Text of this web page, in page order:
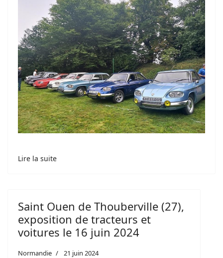
Lire la suite
Saint Ouen de Thouberville (27),
exposition de tracteurs et
voitures le 16 juin 2024
Normandie 21 juin 2024